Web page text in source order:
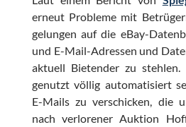
erneut Probleme mit
gelungen auf die eBay-
und E-Mail-Adressen und
aktuell Bietender zu stehlen.
genutzt völlig automatisiert
E-Mails zu verschicken, die
nach verlorener Auktion